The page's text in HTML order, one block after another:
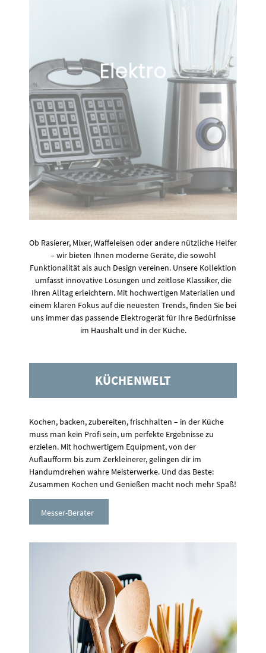
Ob Rasierer, Mixer, Waffeleisen oder andere nützliche Helfer
– wir bieten Ihnen moderne Geräte, die sowohl
Funktionalität als auch Design vereinen. Unsere Kollektion
umfasst innovative Lösungen und zeitlose Klassiker, die
Ihren Alltag erleichtern. Mit hochwertigen Materialien und
einem klaren Fokus auf die neuesten Trends, finden Sie bei
uns immer das passende Elektrogerät für Ihre Bedürfnisse
im Haushalt und in der Küche.
KÜCHENWELT
Kochen, backen, zubereiten, frischhalten – in der Küche
muss man kein Profi sein, um perfekte Ergebnisse zu
erzielen. Mit hochwertigem Equipment, von der
Auflaufform bis zum Zerkleinerer, gelingen dir im
Handumdrehen wahre Meisterwerke. Und das Beste:
Zusammen Kochen und Genießen macht noch mehr Spaß!
Messer-Berater